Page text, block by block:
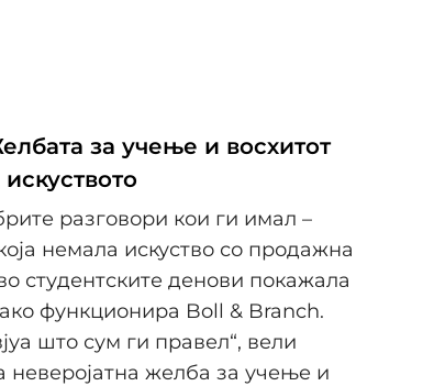
за учење и восхитот
разговори кои ги имал –
немала искуство со продажна
студентските денови покажала
функционира Boll & Branch.
што сум ги правел“, вели
неверојатна желба за учење и